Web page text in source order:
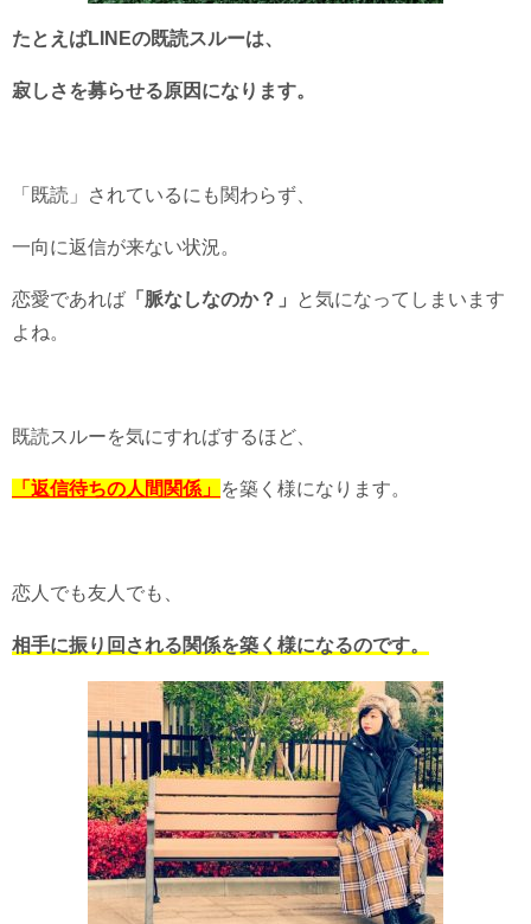
たとえばLINEの既読スルーは、
寂しさを募らせる原因になります。
「既読」されているにも関わらず、
一向に返信が来ない状況。
恋愛であれば 「脈なしなのか？」
と気になってしまいます
よね。
既読スルーを気にすればするほど、
「返信待ちの人間関係」 を築く様になります。
恋人でも友人でも、
相手に振り回される関係を築く様になるのです。